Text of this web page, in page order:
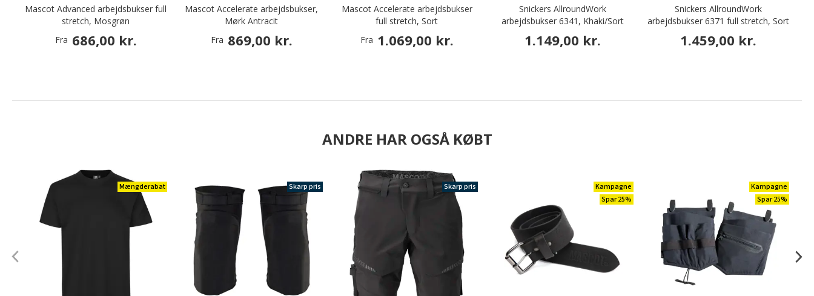
Mascot Advanced arbejdsbukser full
stretch, Mosgrøn
Fra 686,00 kr.
Mascot Accelerate arbejdsbukser,
Mørk Antracit
Fra 869,00 kr.
Mascot Accelerate arbejdsbukser
full stretch, Sort
Fra 1.069,00 kr.
Snickers AllroundWork
arbejdsbukser 6341, Khaki/Sort
1.149,00 kr.
Snickers AllroundWork
arbejdsbukser 6371 full stretch, Sort
1.459,00 kr.
ANDRE HAR OGSÅ KØBT
Mængderabat Skarp pris Skarp pris
Kampagne
Spar 25%
Kampagne
Spar 25%